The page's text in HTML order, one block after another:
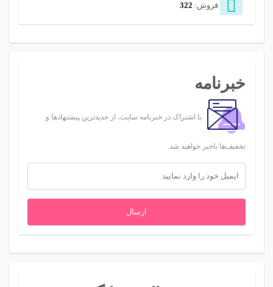
فروش: 322
خبرنامه
با اشتراک در خبرنامه سایت، از جدیدترین پیشنهادها و
تخفیف‌ها باخبر خواهید شد.
ارسال